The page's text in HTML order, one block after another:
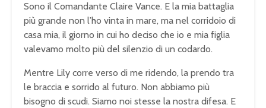
Sono il Comandante Claire Vance. E la mia battaglia
più grande non l’ho vinta in mare, ma nel corridoio di
casa mia, il giorno in cui ho deciso che io e mia figlia
valevamo molto più del silenzio di un codardo.
Mentre Lily corre verso di me ridendo, la prendo tra
le braccia e sorrido al futuro. Non abbiamo più
bisogno di scudi. Siamo noi stesse la nostra difesa. E